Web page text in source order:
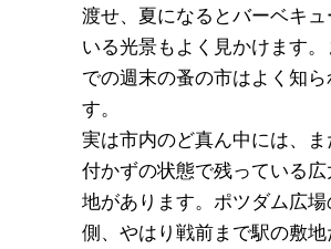
渡せ、夏になるとバーベキュ
いる光景もよく見かけます。
での週末の蚤の市はよく知ら
す。
実は市内のど真ん中には、
付かずの状態で残っている広
地があります。ポツダム広
側、やはり戦前まで駅の敷